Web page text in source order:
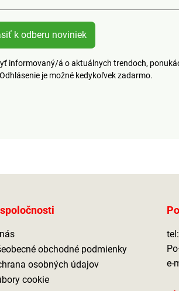
k odberu noviniek
informovaný/á o aktuálnych trendoch,
je možné kedykoľvek zadarmo.
obchodné podmienky
osobných údajov
cookie
tel:
e-